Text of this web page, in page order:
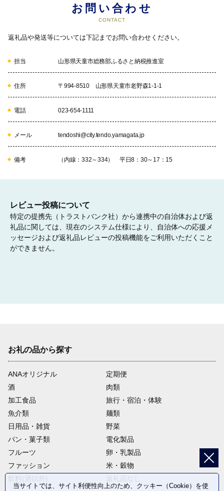
将棋駒の伝統の技、旅情豊かな温泉街、さくらんぼ、ラ・フラン
将棋のまちを振興する取組。
伝統的工芸品将棋駒産業の振興、桜まつりなど、四季折々のイベ
ントの開催、将棋関連のイベントの開催など
07
使途を特定されない場合は、"市長におまかせ"をお選びくださ
政策の推進のため有効に活用させていただきます。
お問い合わせ
CONTACT
返礼品や発送等については下記までお問い合わせください。
担当 山形県天童市総務部ふるさと納税推進室
住所 〒994-8510 山形県天童市老野森1-1-1
電話 023-654-1111
メール tendoshi@city.tendo.yamagata.jp
備考 （内線：332～334） 平日8：30～17：15
レビュー投稿について
特定の提携先（トラストバンク社）から連携中の自治体および返
礼品に関しては、現在のシステム仕様により、自治体への応援メ
ッセージおよび返礼品レビューの投稿機能をご利用いただくこと
ができません。
お礼の品から探す
ANAオリジナル
定期便
酒
肉類
加工食品
旅行・宿泊・体験
魚介類
麺類
日用品・雑貨
野菜
パン・菓子類
電化製品
フルーツ
卵・乳製品
ファッション
米・穀物
当サイトでは、サイト利便性向上のため、クッキー（Cookie）を使